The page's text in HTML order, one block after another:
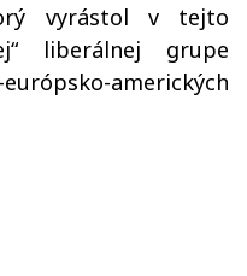
vyrástol v tejto
liberálnej grupe
amerických